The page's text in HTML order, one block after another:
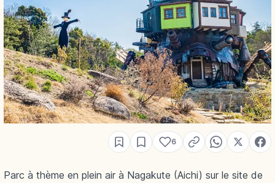
6
Parc à thème en plein air à Nagakute (Aichi) sur le site de